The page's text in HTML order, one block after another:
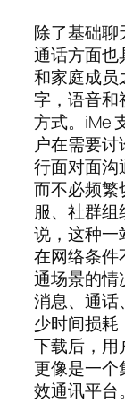
除了基础聊
通话方面也
和家庭成员
字，语音和
方式。iMe
户在需要
行面对面沟
而不必频繁
服、社群
说，这种一
在网络条件
通场景的情
消息、通话
少时间损耗
下载后，用
更像是一个
效通讯平台。